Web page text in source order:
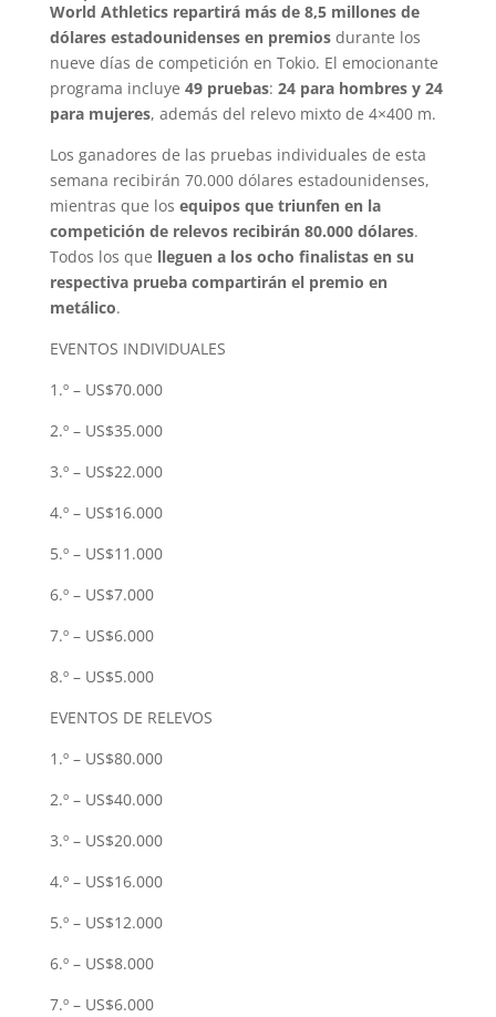
World Athletics repartirá más de 8,5 millones de
dólares estadounidenses en premiosdurante los
nueve días de competición en Tokio. El emocionante
programa incluye 49 pruebas: 24 para hombres y 24
para mujeres, además del relevo mixto de 4×400 m.
Los ganadores de las pruebas individuales de esta
semana recibirán 70.000 dólares estadounidenses,
mientras que los equipos que triunfen en la
competición de relevos recibirán 80.000 dólares.
Todos los que lleguen a los ocho finalistas en su
respectiva prueba compartirán el premio en
metálico.
EVENTOS INDIVIDUALES
1.º – US$70.000
2.º – US$35.000
3.º – US$22.000
4.º – US$16.000
5.º – US$11.000
6.º – US$7.000
7.º – US$6.000
8.º – US$5.000
EVENTOS DE RELEVOS
1.º – US$80.000
2.º – US$40.000
3.º – US$20.000
4.º – US$16.000
5.º – US$12.000
6.º – US$8.000
7.º – US$6.000